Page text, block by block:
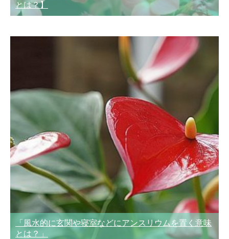
とは？】
「風水的に玄関や寝室などにアンスリウムを置く意味
とは？」